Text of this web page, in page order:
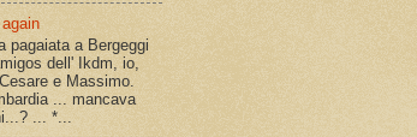
pagaiata a Bergeggi
dell' Ikdm, io,
e Massimo.
... mancava
... *...